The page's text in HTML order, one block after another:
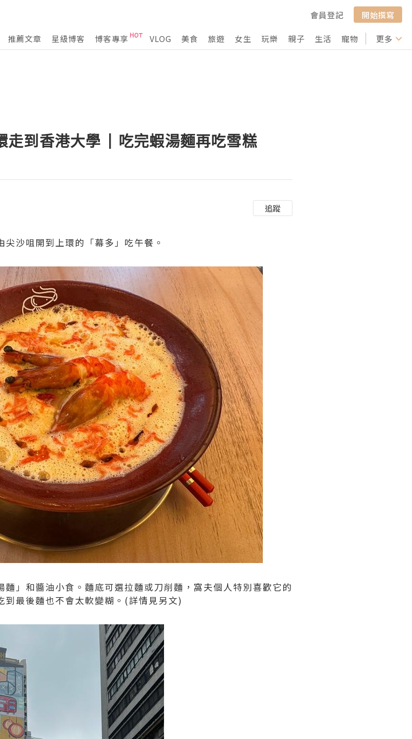
會員登記
開始撰寫
推薦文章 星級博客 博客專享 VLOG 美食 旅遊 女生 玩樂 親子 生活 寵物 行山 打卡
更多
走到香港大學 | 吃完蝦湯麵再吃雪糕
追蹤
沙咀開到上環的「幕多」吃午餐。
麵」和醬油小食。麵底可選拉麵或刀削麵，窩夫個人特別喜歡它的
到最後麵也不會太軟變糊。(詳情見另文)